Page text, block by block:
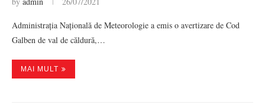
Administrația Națională de Meteorologie a emis o avertizare de Cod
Galben de val de căldură,…
MAI MULT